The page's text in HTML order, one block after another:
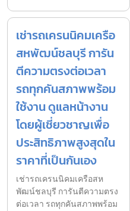
เช่ารถเครนนิคมเครือ
สหพัฒน์ชลบุรี การัน
ตีความตรงต่อเวลา
รถทุกคันสภาพพร้อม
ใช้งาน ดูแลหน้างาน
โดยผู้เชี่ยวชาญเพื่อ
ประสิทธิภาพสูงสุดใน
ราคาที่เป็นกันเอง
เช่ารถเครนนิคมเครือสห
พัฒน์ชลบุรี การันตีความตรง
ต่อเวลา รถทุกคันสภาพพร้อม